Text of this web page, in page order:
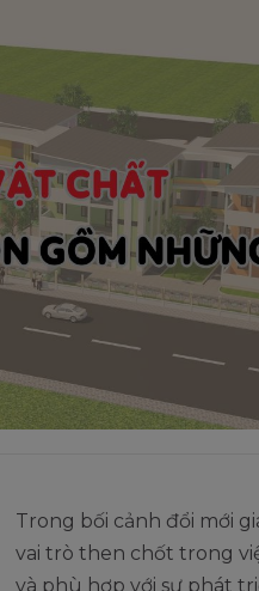
Trong bối cảnh đổi mới
vai trò then chốt trong
và phù hợp với sự phát